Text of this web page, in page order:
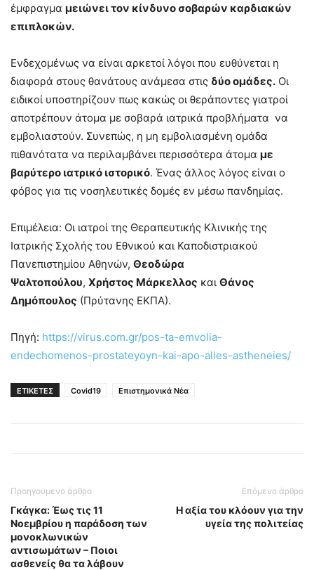
έμφραγμα μειώνει τον κίνδυνο σοβαρών καρδιακών
επιπλοκών.
Ενδεχομένως να είναι αρκετοί λόγοι που ευθύνεται η
διαφορά στους θανάτους ανάμεσα στις δύο ομάδες. Οι
ειδικοί υποστηρίζουν πως κακώς οι θεράποντες γιατροί
αποτρέπουν άτομα με σοβαρά ιατρικά προβλήματα να
εμβολιαστούν. Συνεπώς, η μη εμβολιασμένη ομάδα
πιθανότατα να περιλαμβάνει περισσότερα άτομα με
βαρύτερο ιατρικό ιστορικό. Ένας άλλος λόγος είναι ο
φόβος για τις νοσηλευτικές δομές εν μέσω πανδημίας.
Επιμέλεια: Οι ιατροί της Θεραπευτικής Κλινικής της
Ιατρικής Σχολής του Εθνικού και Καποδιστριακού
Πανεπιστημίου Αθηνών, Θεοδώρα
Ψαλτοπούλου, Χρήστος Μάρκελλος και Θάνος
Δημόπουλος (Πρύτανης ΕΚΠΑ).
Πηγή: https://virus.com.gr/pos-ta-emvolia-
endechomenos-prostateyoyn-kai-apo-alles-astheneies/
ΕΤΙΚΕΤΕΣ Covid19 Επιστημονικά Νέα
Προηγούμενο άρθρο
Γκάγκα: Έως τις 11
Νοεμβρίου η παράδοση των
μονοκλωνικών
αντισωμάτων – Ποιοι
ασθενείς θα τα λάβουν
Επόμενο άρθρο
Η αξία του κλόουν για την
υγεία της πολιτείας